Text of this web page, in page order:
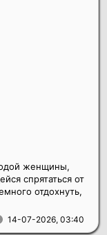
14-07-2026, 03:40
женщины,
спрятаться от
отдохнуть,